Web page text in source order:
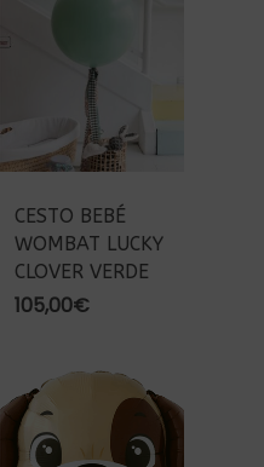
CESTO BEBÉ
WOMBAT LUCKY
CLOVER VERDE
105,00€